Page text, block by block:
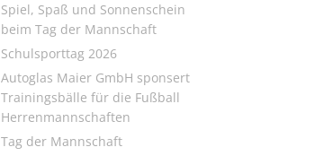
Spiel, Spaß und Sonnenschein
beim Tag der Mannschaft
Schulsporttag 2026
Autoglas Maier GmbH sponsert
Trainingsbälle für die Fußball
Herrenmannschaften
Tag der Mannschaft